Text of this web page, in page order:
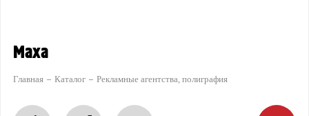
Маха
Главная Каталог Рекламные агентства, полиграфия